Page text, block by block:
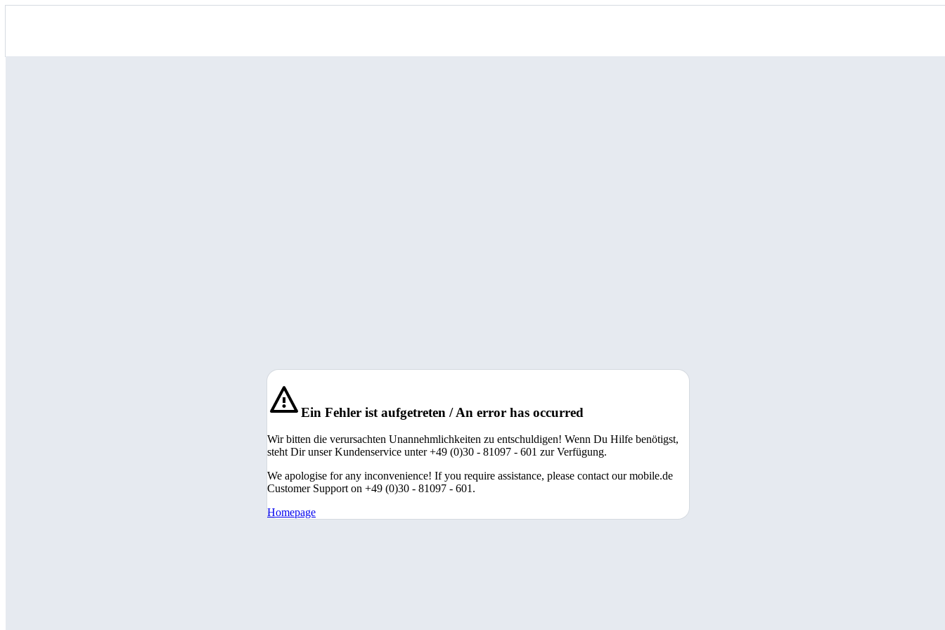
Ein Fehler ist aufgetreten / An error has occurred
Wir bitten die verursachten Unannehmlichkeiten zu entschuldigen! Wenn Du Hilfe benötigst,
steht Dir unser Kundenservice unter +49 (0)30 - 81097 - 601 zur Verfügung.
We apologise for any inconvenience! If you require assistance, please contact our mobile.de
Customer Support on +49 (0)30 - 81097 - 601.
Homepage